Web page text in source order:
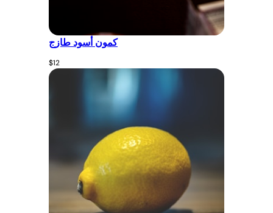
كمون أسود طازج
$12